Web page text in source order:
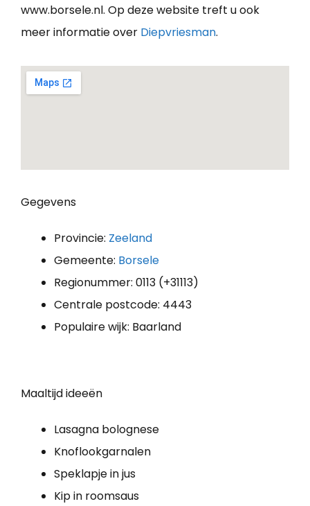
www.borsele.nl. Op deze website treft u ook
meer informatie over Diepvriesman.
Gegevens
Provincie: Zeeland
Gemeente: Borsele
Regionummer: 0113 (+31113)
Centrale postcode: 4443
Populaire wijk: Baarland
Maaltijd ideeën
Lasagna bolognese
Knoflookgarnalen
Speklapje in jus
Kip in roomsaus